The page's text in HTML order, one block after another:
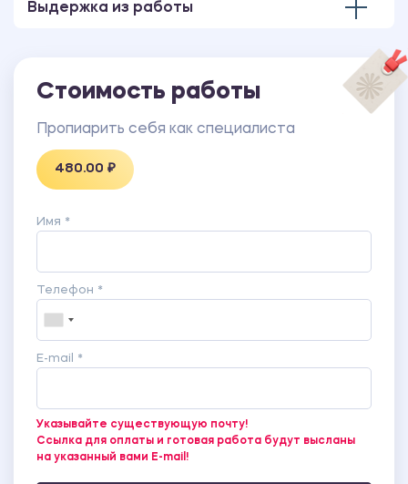
Выдержка из работы
Стоимость работы
Пропиарить себя как специалиста
480.00 ₽
Имя *
Телефон *
E-mail *
Указывайте существующую почту!
Ссылка для оплаты и готовая работа будут высланы
на указанный вами E-mail!